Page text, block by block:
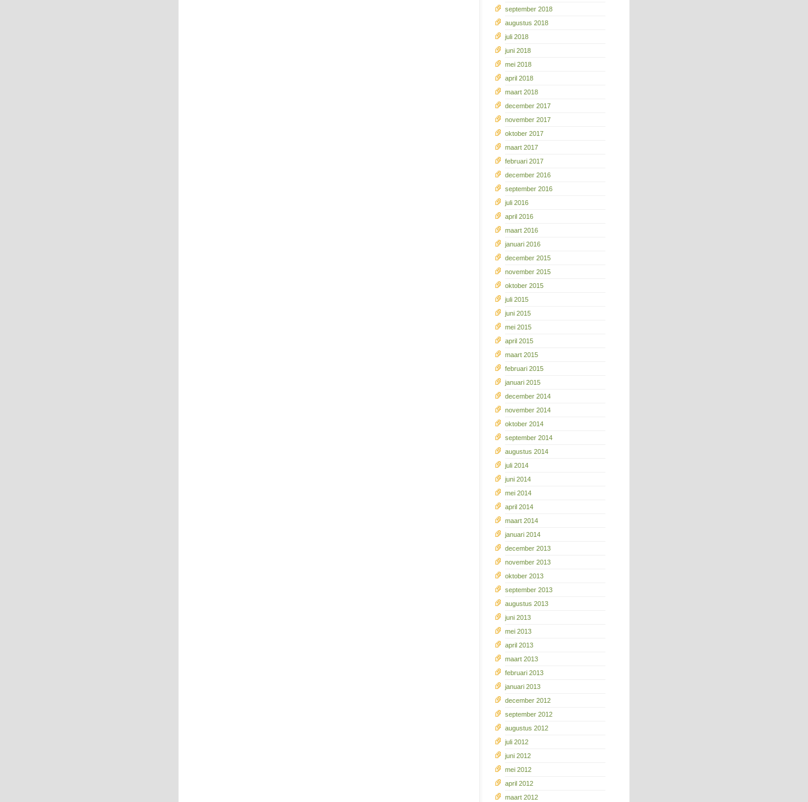
september 2018
augustus 2018
juli 2018
juni 2018
mei 2018
april 2018
maart 2018
december 2017
november 2017
oktober 2017
maart 2017
februari 2017
december 2016
september 2016
juli 2016
april 2016
maart 2016
januari 2016
december 2015
november 2015
oktober 2015
juli 2015
juni 2015
mei 2015
april 2015
maart 2015
februari 2015
januari 2015
december 2014
november 2014
oktober 2014
september 2014
augustus 2014
juli 2014
juni 2014
mei 2014
april 2014
maart 2014
januari 2014
december 2013
november 2013
oktober 2013
september 2013
augustus 2013
juni 2013
mei 2013
april 2013
maart 2013
februari 2013
januari 2013
december 2012
september 2012
augustus 2012
juli 2012
juni 2012
mei 2012
april 2012
maart 2012